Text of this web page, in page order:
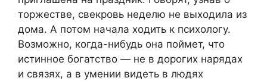
торжестве, свекровь неделю не выходила из
дома. А потом начала ходить к психологу.
Возможно, когда-нибудь она поймет, что
истинное богатство — не в дорогих нарядах
и связях, а в умении видеть в людях